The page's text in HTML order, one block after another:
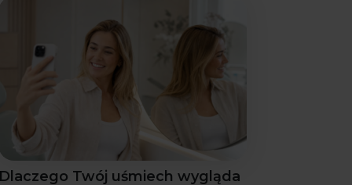
Dlaczego Twój uśmiech wygląda